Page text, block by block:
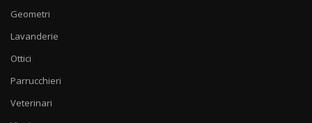
Geometri
Lavanderie
Ottici
Parrucchieri
Veterinari